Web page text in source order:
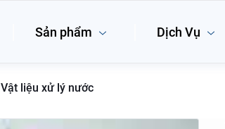
Sản phẩm Dịch Vụ
Vật liệu xử lý nước